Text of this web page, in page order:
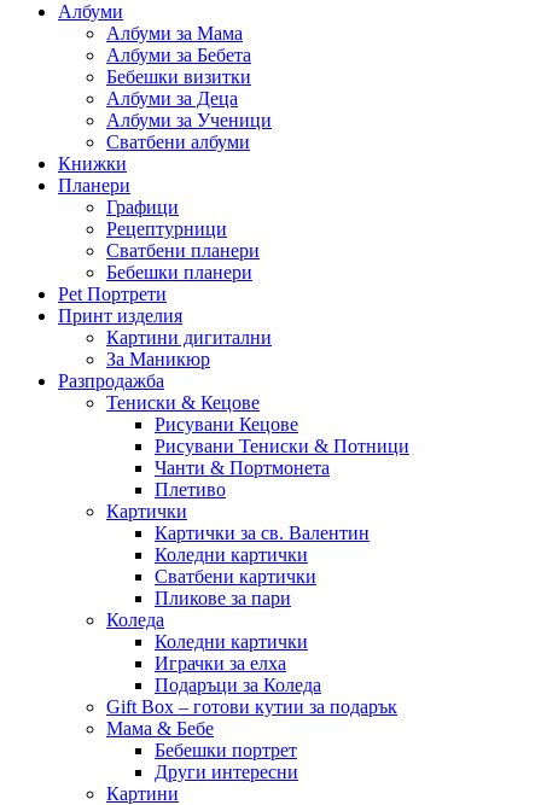
Албуми
Албуми за Мама
Албуми за Бебета
Бебешки визитки
Албуми за Деца
Албуми за Ученици
Сватбени албуми
Книжки
Планери
Графици
Рецептурници
Сватбени планери
Бебешки планери
Pet Портрети
Принт изделия
Картини дигитални
За Маникюр
Разпродажба
Тениски & Кецове
Рисувани Кецове
Рисувани Тениски & Потници
Чанти & Портмонета
Плетиво
Картички
Картички за св. Валентин
Коледни картички
Сватбени картички
Пликове за пари
Коледа
Коледни картички
Играчки за елха
Подаръци за Коледа
Gift Box – готови кутии за подарък
Мама & Бебе
Бебешки портрет
Други интересни
Картини